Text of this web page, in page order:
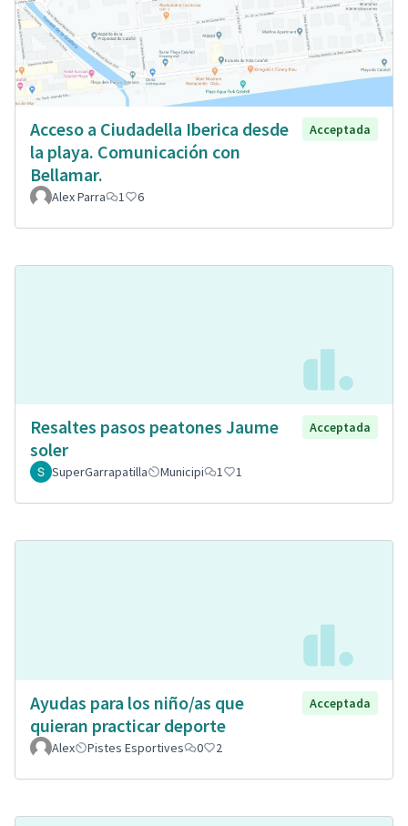
Acceso a Ciudadella Iberica desde
la playa. Comunicación con
Bellamar.
Acceptada
Alex Parra 1 6
Resaltes pasos peatones Jaume
soler
Acceptada
SuperGarrapatilla Municipi 1 1
Ayudas para los niño/as que
quieran practicar deporte
Acceptada
Alex Pistes Esportives 0 2